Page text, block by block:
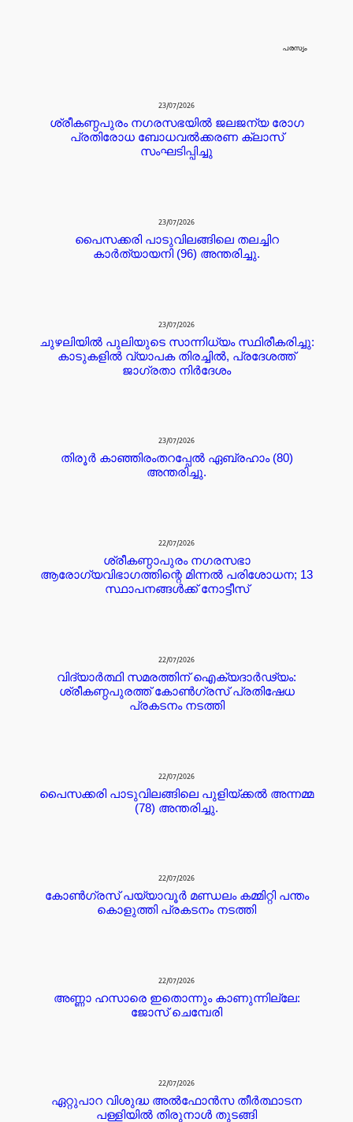
പരസ്യം
23/07/2026
ശ്രീകണ്ഠപുരം നഗരസഭയിൽ ജലജന്യ രോഗ
പ്രതിരോധ ബോധവൽക്കരണ ക്ലാസ്
സംഘടിപ്പിച്ചു
23/07/2026
പൈസക്കരി പാടുവിലങ്ങിലെ തലച്ചിറ
കാർത്യായനി (96) അന്തരിച്ചു.
23/07/2026
ചുഴലിയിൽ പുലിയുടെ സാന്നിധ്യം സ്ഥിരീകരിച്ചു:
കാടുകളിൽ വ്യാപക തിരച്ചിൽ, പ്രദേശത്ത്
ജാഗ്രതാ നിർദേശം
23/07/2026
തിരൂർ കാഞ്ഞിരംതറപ്പേൽ ഏബ്രഹാം (80)
അന്തരിച്ചു.
22/07/2026
ശ്രീകണ്ഠാപുരം നഗരസഭാ
ആരോഗ്യവിഭാഗത്തിന്റെ മിന്നൽ പരിശോധന; 13
സ്ഥാപനങ്ങൾക്ക് നോട്ടീസ്
22/07/2026
വിദ്യാർത്ഥി സമരത്തിന് ഐക്യദാർഢ്യം:
ശ്രീകണ്ഠപുരത്ത് കോൺഗ്രസ് പ്രതിഷേധ
പ്രകടനം നടത്തി
22/07/2026
പൈസക്കരി പാടുവിലങ്ങിലെ പുളിയ്ക്കൽ അന്നമ്മ
(78) അന്തരിച്ചു.
22/07/2026
കോൺഗ്രസ് പയ്യാവൂർ മണ്ഡലം കമ്മിറ്റി പന്തം
കൊളുത്തി പ്രകടനം നടത്തി
22/07/2026
അണ്ണാ ഹസാരെ ഇതൊന്നും കാണുന്നില്ലേ:
ജോസ് ചെമ്പേരി
22/07/2026
ഏറ്റുപാറ വിശുദ്ധ അൽഫോൻസ തീർത്ഥാടന
പള്ളിയിൽ തിരുനാൾ തുടങ്ങി